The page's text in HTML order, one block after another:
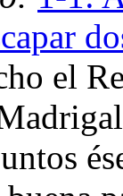
el